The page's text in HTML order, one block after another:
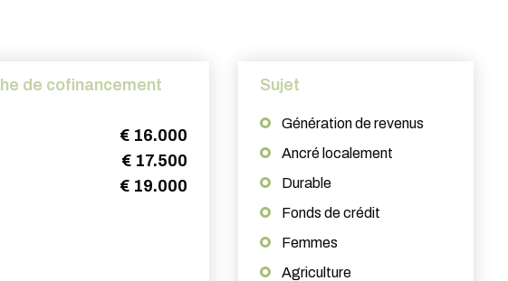
de cofinancement
€ 16.000
€ 17.500
€ 19.000
Sujet
Génération de revenus
Ancré localement
Durable
Fonds de crédit
Femmes
Agriculture